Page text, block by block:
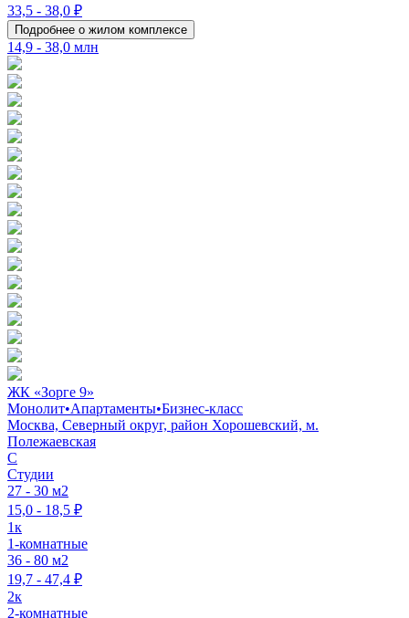
33,5 - 38,0 ₽
Подробнее о жилом комплексе
14,9 - 38,0 млн
ЖК «Зорге 9»
Монолит•Апартаменты•Бизнес-класс
Москва, Северный округ, район Хорошевский, м.
Полежаевская
C
Студии
27 - 30 м2
15,0 - 18,5 ₽
1к
1-комнатные
36 - 80 м2
19,7 - 47,4 ₽
2к
2-комнатные